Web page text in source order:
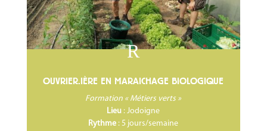
R
OUVRIER.IÈRE EN MARAICHAGE BIOLOGIQUE
Formation « Métiers verts »
Lieu : Jodoigne
Rythme : 5 jours/semaine